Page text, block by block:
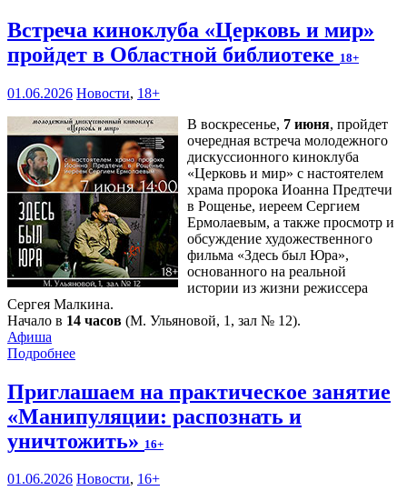
Встреча киноклуба «Церковь и мир»
пройдет в Областной библиотеке 18+
01.06.2026 Новости, 18+
В воскресенье, 7 июня, пройдет
очередная встреча молодежного
дискуссионного киноклуба
«Церковь и мир» с настоятелем
храма пророка Иоанна Предтечи
в Рощенье, иереем Сергием
Ермолаевым, а также просмотр и
обсуждение художественного
фильма «Здесь был Юра»,
основанного на реальной
истории из жизни режиссера
Сергея Малкина.
Начало в 14 часов (М. Ульяновой, 1, зал № 12).
Афиша
Подробнее
Приглашаем на практическое занятие
«Манипуляции: распознать и
уничтожить» 16+
01.06.2026 Новости, 16+